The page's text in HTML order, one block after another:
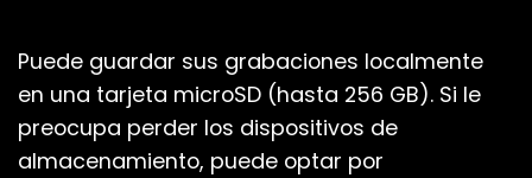
Puede guardar sus grabaciones localmente
en una tarjeta microSD (hasta 256 GB). Si le
preocupa perder los dispositivos de
almacenamiento, puede optar por